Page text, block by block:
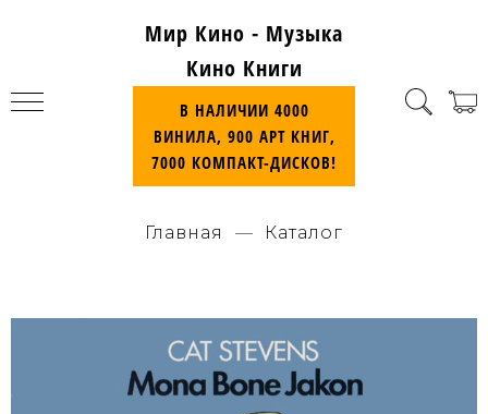
Мир Кино - Музыка
Кино Книги
В НАЛИЧИИ 4000
ВИНИЛА, 900 АРТ КНИГ,
7000 КОМПАКТ-ДИСКОВ!
Главная Каталог